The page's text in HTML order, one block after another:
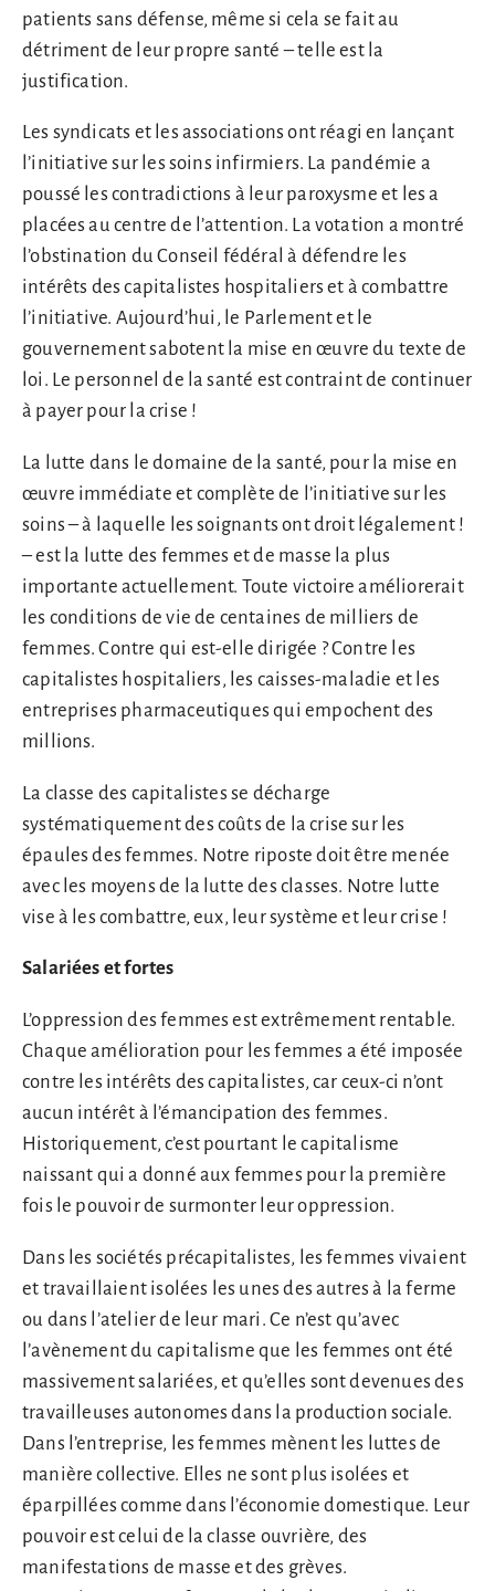
patients sans défense, même si cela se fait au
détriment de leur propre santé – telle est la
justification.
Les syndicats et les associations ont réagi en lançant
l’initiative sur les soins infirmiers. La pandémie a
poussé les contradictions à leur paroxysme et les a
placées au centre de l’attention. La votation a montré
l’obstination du Conseil fédéral à défendre les
intérêts des capitalistes hospitaliers et à combattre
l’initiative. Aujourd’hui, le Parlement et le
gouvernement sabotent la mise en œuvre du texte de
loi. Le personnel de la santé est contraint de continuer
à payer pour la crise !
La lutte dans le domaine de la santé, pour la mise en
œuvre immédiate et complète de l’initiative sur les
soins – à laquelle les soignants ont droit légalement !
– est la lutte des femmes et de masse la plus
importante actuellement. Toute victoire améliorerait
les conditions de vie de centaines de milliers de
femmes. Contre qui est-elle dirigée ? Contre les
capitalistes hospitaliers, les caisses-maladie et les
entreprises pharmaceutiques qui empochent des
millions.
La classe des capitalistes se décharge
systématiquement des coûts de la crise sur les
épaules des femmes. Notre riposte doit être menée
avec les moyens de la lutte des classes. Notre lutte
vise à les combattre, eux, leur système et leur crise !
Salariées et fortes
L’oppression des femmes est extrêmement rentable.
Chaque amélioration pour les femmes a été imposée
contre les intérêts des capitalistes, car ceux-ci n’ont
aucun intérêt à l’émancipation des femmes.
Historiquement, c’est pourtant le capitalisme
naissant qui a donné aux femmes pour la première
fois le pouvoir de surmonter leur oppression.
Dans les sociétés précapitalistes, les femmes vivaient
et travaillaient isolées les unes des autres à la ferme
ou dans l’atelier de leur mari. Ce n’est qu’avec
l’avènement du capitalisme que les femmes ont été
massivement salariées, et qu’elles sont devenues des
travailleuses autonomes dans la production sociale.
Dans l’entreprise, les femmes mènent les luttes de
manière collective. Elles ne sont plus isolées et
éparpillées comme dans l’économie domestique. Leur
pouvoir est celui de la classe ouvrière, des
manifestations de masse et des grèves.